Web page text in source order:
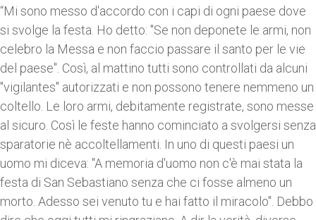
“Mi sono messo d'accordo con i capi di ogni paese dove
si svolge la festa. Ho detto: "Se non deponete le armi, non
celebro la Messa e non faccio passare il santo per le vie
del paese". Così, al mattino tutti sono controllati da alcuni
"vigilantes" autorizzati e non possono tenere nemmeno un
coltello. Le loro armi, debitamente registrate, sono messe
al sicuro. Così le feste hanno cominciato a svolgersi senza
sparatorie nè accoltellamenti. In uno di questi paesi un
uomo mi diceva: "A memoria d'uomo non c'è mai stata la
festa di San Sebastiano senza che ci fosse almeno un
morto. Adesso sei venuto tu e hai fatto il miracolo". Debbo